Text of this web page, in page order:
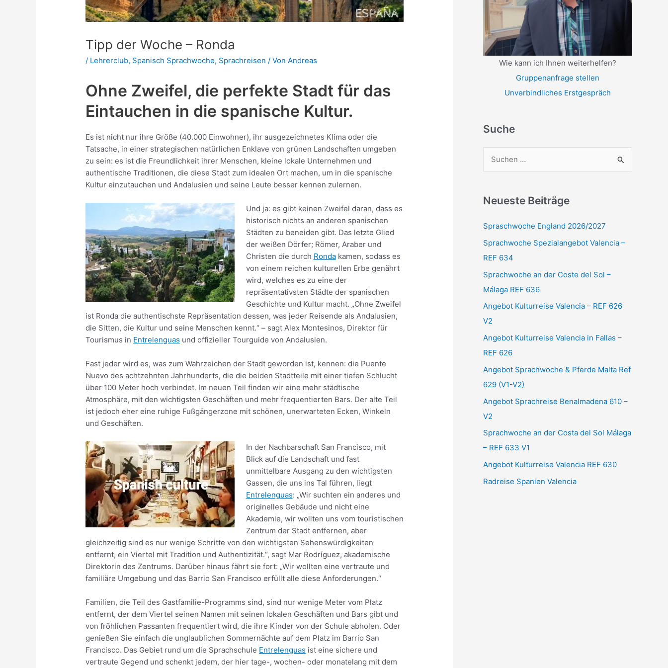
Tipp der Woche – Ronda
/ Lehrerclub, Spanisch Sprachwoche, Sprachreisen / Von Andreas
Ohne Zweifel, die perfekte Stadt für das
Eintauchen in die spanische Kultur.
Es ist nicht nur ihre Größe (40.000 Einwohner), ihr ausgezeichnetes Klima oder die
Tatsache, in einer strategischen natürlichen Enklave von grünen Landschaften umgeben
zu sein: es ist die Freundlichkeit ihrer Menschen, kleine lokale Unternehmen und
authentische Traditionen, die diese Stadt zum idealen Ort machen, um in die spanische
Kultur einzutauchen und Andalusien und seine Leute besser kennen zulernen.
Und ja: es gibt keinen Zweifel daran, dass es
historisch nichts an anderen spanischen
Städten zu beneiden gibt. Das letzte Glied
der weißen Dörfer; Römer, Araber und
Christen die durch Rondakamen, sodass es
von einem reichen kulturellen Erbe genährt
wird, welches es zu eine der
repräsentativsten Städte der spanischen
Geschichte und Kultur macht. „Ohne Zweifel
ist Ronda die authentischste Repräsentation dessen, was jeder Reisende als Andalusien,
die Sitten, die Kultur und seine Menschen kennt.“ – sagt Alex Montesinos, Direktor für
Tourismus in Entrelenguas und offizieller Tourguide von Andalusien.
Fast jeder wird es, was zum Wahrzeichen der Stadt geworden ist, kennen: die Puente
Nuevo des achtzehnten Jahrhunderts, die die beiden Stadtteile mit einer tiefen Schlucht
über 100 Meter hoch verbindet. Im neuen Teil finden wir eine mehr städtische
Atmosphäre, mit den wichtigsten Geschäften und mehr frequentierten Bars. Der alte Teil
ist jedoch eher eine ruhige Fußgängerzone mit schönen, unerwarteten Ecken, Winkeln
und Geschäften.
In der Nachbarschaft San Francisco, mit
Blick auf die Landschaft und fast
unmittelbare Ausgang zu den wichtigsten
Gassen, die uns ins Tal führen, liegt
Entrelenguas: „Wir suchten ein anderes und
originelles Gebäude und nicht eine
Akademie, wir wollten uns vom touristischen
Zentrum der Stadt entfernen, aber
gleichzeitig sind es nur wenige Schritte von den wichtigsten Sehenswürdigkeiten
entfernt, ein Viertel mit Tradition und Authentizität.“, sagt Mar Rodríguez, akademische
Direktorin des Zentrums. Darüber hinaus fährt sie fort: „Wir wollten eine vertraute und
familiäre Umgebung und das Barrio San Francisco erfüllt alle diese Anforderungen.“
Familien, die Teil des Gastfamilie-Programms sind, sind nur wenige Meter vom Platz
entfernt, der dem Viertel seinen Namen mit seinen lokalen Geschäften und Bars gibt und
von fröhlichen Passanten frequentiert wird, die ihre Kinder von der Schule abholen. Oder
genießen Sie einfach die unglaublichen Sommernächte auf dem Platz im Barrio San
Francisco. Das Gebiet rund um die Sprachschule Entrelenguas ist eine sichere und
vertraute Gegend und schenkt jedem, der hier tage-, wochen- oder monatelang mit dem
Wie kann ich Ihnen weiterhelfen?
Gruppenanfrage stellen
Unverbindliches Erstgespräch
Suche
h
e
c
h
:
Neueste Beiträge
Spraschwoche England 2026/2027
Sprachwoche Spezialangebot Valencia –
REF 634
Sprachwoche an der Coste del Sol –
Málaga REF 636
Angebot Kulturreise Valencia – REF 626
V2
Angebot Kulturreise Valencia in Fallas –
REF 626
Angebot Sprachwoche & Pferde Malta Ref
629 (V1-V2)
Angebot Sprachreise Benalmadena 610 –
V2
Sprachwoche an der Costa del Sol Málaga
– REF 633 V1
Angebot Kulturreise Valencia REF 630
Radreise Spanien Valencia